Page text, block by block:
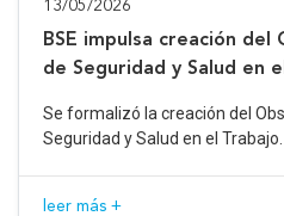
13/05/2026
BSE impulsa creación
de Seguridad y Salud en
Se formalizó la creación del
Seguridad y Salud en el Trabajo.
leer más +